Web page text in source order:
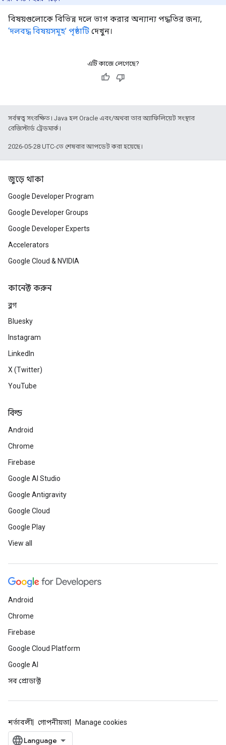
বিষয়গুলোকে বিভিন্ন দলে ভাগ করার অন্যান্য পদ্ধতির জন্য,
‘দলবদ্ধ বিষয়সমূহ’ পৃষ্ঠাটি দেখুন।
এটি কাজে লেগেছে?
সর্বস্বত্ব সংরক্ষিত। Java হল Oracle এবং/অথবা তার অ্যাফিলিয়েট সংস্থার
রেজিস্টার্ড ট্রেডমার্ক।
2026-05-28 UTC-তে শেষবার আপডেট করা হয়েছে।
জুড়ে থাকা
Google Developer Program
Google Developer Groups
Google Developer Experts
Accelerators
Google Cloud & NVIDIA
কানেক্ট করুন
ব্লগ
Bluesky
Instagram
LinkedIn
X (Twitter)
YouTube
বিল্ড
Android
Chrome
Firebase
Google AI Studio
Google Antigravity
Google Cloud
Google Play
View all
Android
Chrome
Firebase
Google Cloud Platform
Google AI
সব প্রোডাক্ট
শর্তাবলী গোপনীয়তা Manage cookies